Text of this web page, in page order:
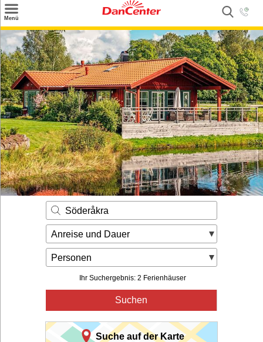
Menü
Suchen
Urlaubsziele
Weitere Urlaubsziele
Angebote
Inspiration
Kontakt
Gut zu wissen
Login
Söderåkra
Anreise und Dauer
Personen
Ihr Suchergebnis: 2 Ferienhäuser
Suchen
Suche auf der Karte